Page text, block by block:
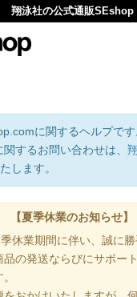
翔泳社の公式通販SEshop
に関するヘルプです
するお問い合わせは、
します。
【夏季休業のお知らせ】
休業期間に伴い、誠に
品の発送ならびにサポー